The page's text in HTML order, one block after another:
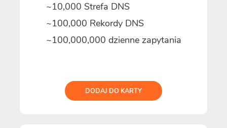
~10,000 Strefa DNS
~100,000 Rekordy DNS
~100,000,000 dzienne zapytania
DODAJ DO KARTY